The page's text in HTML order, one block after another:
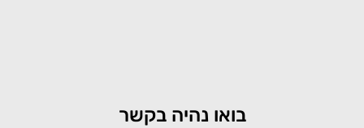
בואו נהיה בקשר